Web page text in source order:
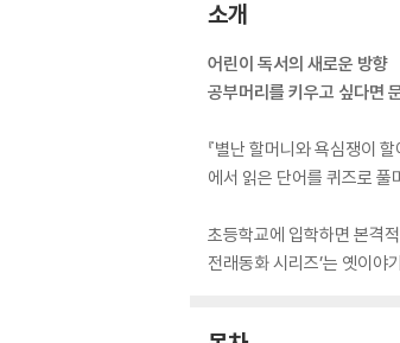
소개
어린이 독서의 새로운 방향
공부머리를 키우고 싶다면
『별난 할머니와 욕심쟁이
에서 읽은 단어를 퀴즈로
초등학교에 입학하면 본격
전래동화 시리즈’는 옛이야